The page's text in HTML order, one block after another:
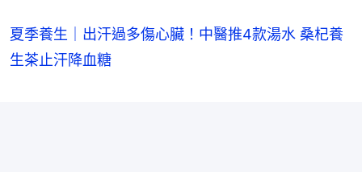
夏季養生｜出汗過多傷心臟！中醫推4款湯水 桑杞養
生茶止汗降血糖